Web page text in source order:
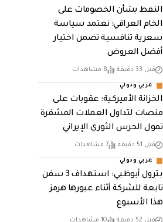
النفط بشأن الخصومات على
الخام العراقي: نعتمد سياسة
سعرية تنافسية تضمن اختيار
أفضل العروض
قبل 33 دقيقة 8 مشاهدات
عربي ودولي
الخزانة الأميركية: عقوبات على
منصات لتداول العملات المشفرة
تمول الحرس الثوري الإيراني
قبل 51 دقيقة 7 مشاهدات
عربي ودولي
بترول أبوظبي: استهداف 3 سفن
تابعة للشركة أثناء عبورها هرمز
هذا الأسبوع
قبل 52 دقيقة 10 مشاهدات